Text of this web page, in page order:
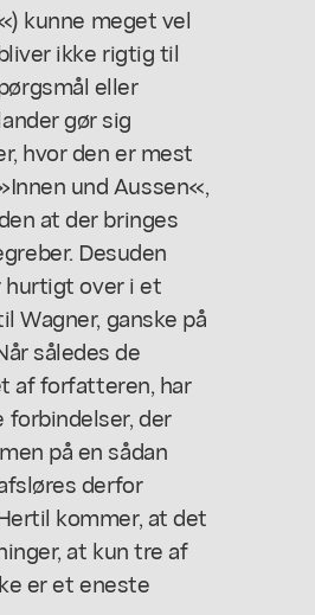
kunne meget vel
ikke rigtig til
eller
gør sig
hvor den er mest
und Aussen«,
at der bringes
Desuden
hurtigt over i et
Wagner, ganske på
således de
af forfatteren, har
der
på en sådan
derfor
kommer, at det
at kun tre af
er et eneste